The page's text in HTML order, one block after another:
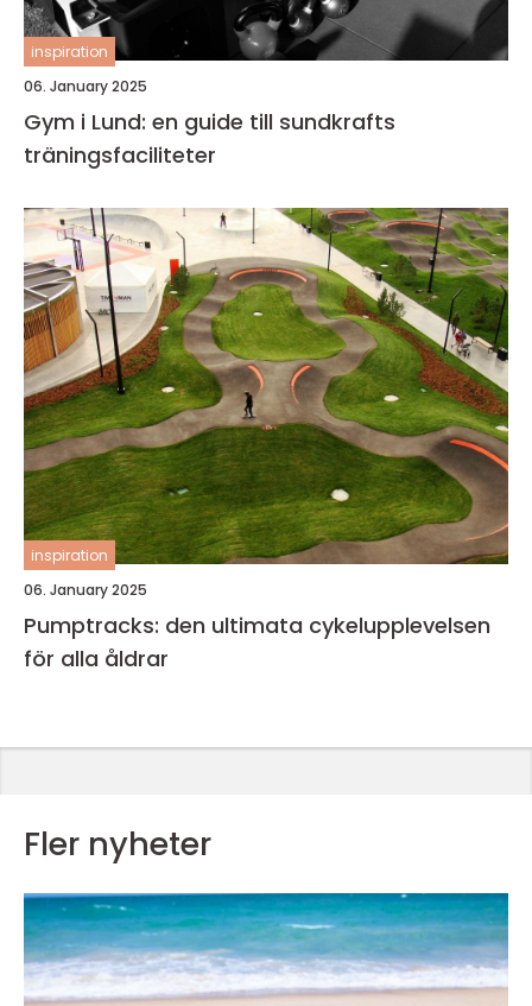
inspiration
06. January 2025
Gym i Lund: en guide till sundkrafts
träningsfaciliteter
inspiration
06. January 2025
Pumptracks: den ultimata cykelupplevelsen
för alla åldrar
Fler nyheter